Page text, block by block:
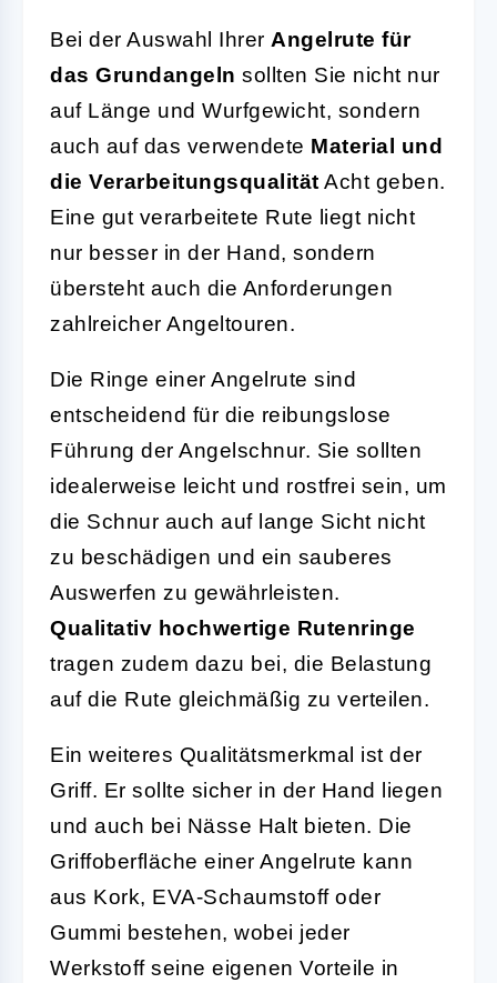
Bei der Auswahl Ihrer Angelrute für
das Grundangeln sollten Sie nicht nur
auf Länge und Wurfgewicht, sondern
auch auf das verwendete Material und
die Verarbeitungsqualität Acht geben.
Eine gut verarbeitete Rute liegt nicht
nur besser in der Hand, sondern
übersteht auch die Anforderungen
zahlreicher Angeltouren.
Die Ringe einer Angelrute sind
entscheidend für die reibungslose
Führung der Angelschnur. Sie sollten
idealerweise leicht und rostfrei sein, um
die Schnur auch auf lange Sicht nicht
zu beschädigen und ein sauberes
Auswerfen zu gewährleisten.
Qualitativ hochwertige Rutenringe
tragen zudem dazu bei, die Belastung
auf die Rute gleichmäßig zu verteilen.
Ein weiteres Qualitätsmerkmal ist der
Griff. Er sollte sicher in der Hand liegen
und auch bei Nässe Halt bieten. Die
Griffoberfläche einer Angelrute kann
aus Kork, EVA-Schaumstoff oder
Gummi bestehen, wobei jeder
Werkstoff seine eigenen Vorteile in